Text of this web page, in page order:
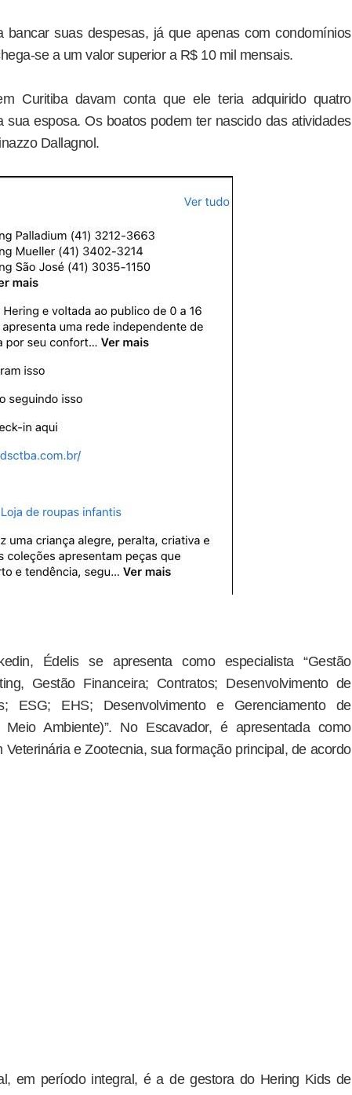
bancar suas despesas, já que apenas com condomínios
se a um valor superior a R$ 10 mil mensais.
Curitiba davam conta que ele teria adquirido quatro
sua esposa. Os boatos podem ter nascido das atividades
Dallagnol.
Édelis se apresenta como especialista “Gestão
Gestão Financeira; Contratos; Desenvolvimento de
ESG; EHS; Desenvolvimento e Gerenciamento de
Ambiente)”. No Escavador, é apresentada como
e Zootecnia, sua formação principal, de acordo
em período integral, é a de gestora do Hering Kids de